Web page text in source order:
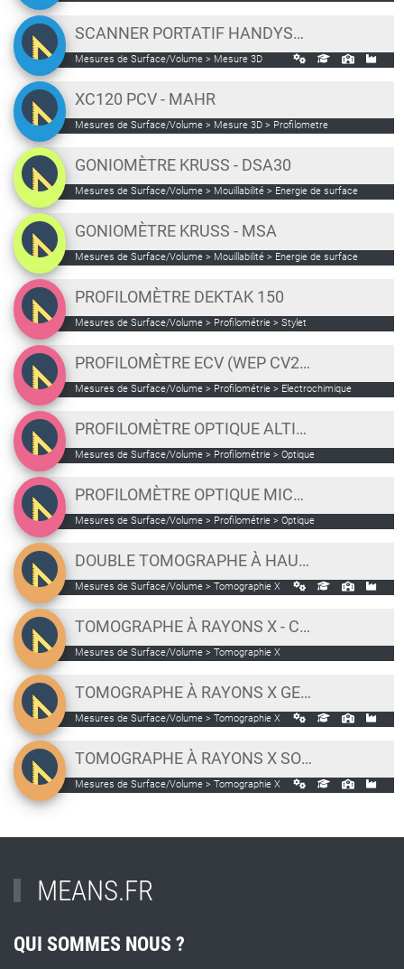
SCANNER PORTATIF HANDYSCAN SILVER CREAFORM
Mesures de Surface/Volume > Mesure 3D
XC120 PCV - MAHR
Mesures de Surface/Volume > Mesure 3D > Profilometre
GONIOMÈTRE KRUSS - DSA30
Mesures de Surface/Volume > Mouillabilité > Energie de surface
GONIOMÈTRE KRUSS - MSA
Mesures de Surface/Volume > Mouillabilité > Energie de surface
PROFILOMÈTRE DEKTAK 150
Mesures de Surface/Volume > Profilométrie > Stylet
PROFILOMÈTRE ECV (WEP CV21)
Mesures de Surface/Volume > Profilométrie > Electrochimique
PROFILOMÈTRE OPTIQUE ALTISURF 520
Mesures de Surface/Volume > Profilométrie > Optique
PROFILOMÈTRE OPTIQUE MICROMAP
Mesures de Surface/Volume > Profilométrie > Optique
DOUBLE TOMOGRAPHE À HAUTE ÉNERGIE
Mesures de Surface/Volume > Tomographie X
TOMOGRAPHE À RAYONS X - CT SCAN - QUANTUM FX
Mesures de Surface/Volume > Tomographie X
TOMOGRAPHE À RAYONS X GE PHOENIX V|TOME|X S
Mesures de Surface/Volume > Tomographie X
TOMOGRAPHE À RAYONS X SOLUTIONS EASYTOM NANO
Mesures de Surface/Volume > Tomographie X
MEANS.FR
QUI SOMMES NOUS ?